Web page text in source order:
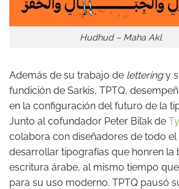
Hudhud – Maha Akl
Además de su trabajo de letteringy
fundición de Sarkis, TPTQ,
en la configuración del futuro de la
Junto al cofundador Peter Biľak de
colabora con diseñadores de todo
desarrollar tipografías que honren la
escritura árabe, al mismo tiempo
para su uso moderno. TPTQ pausó